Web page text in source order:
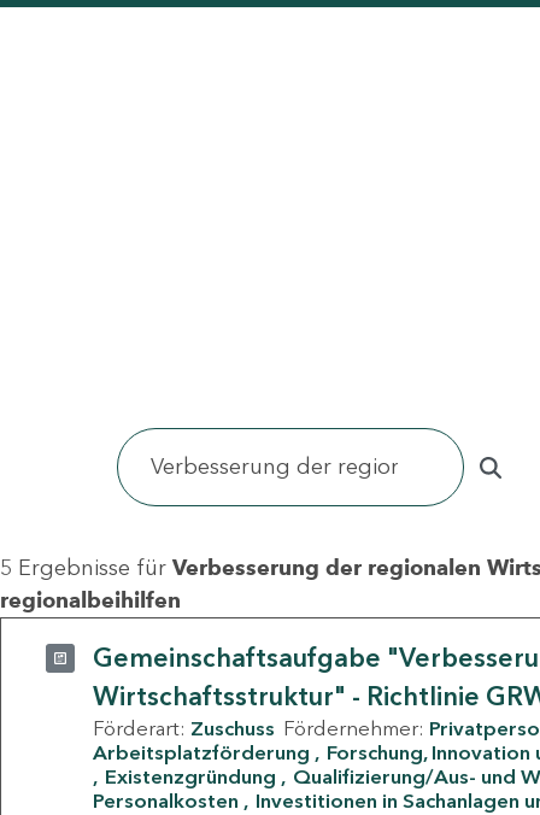
5 Ergebnisse für Verbesserung der regionalen
regionalbeihilfen
Gemeinschaftsaufgabe
Wirtschaftsstruktur" - Richtlinie
Förderart: Zuschuss Fördernehmer:
Arbeitsplatzförderung
Forschung, Innovation
Existenzgründung
Qualifizierung/Aus- und
Personalkosten
Investitionen in Sachanlagen